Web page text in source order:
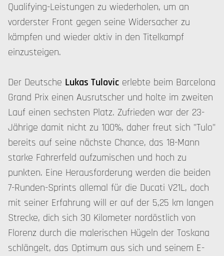
Qualifying-Leistungen zu wiederholen, um an
vorderster Front gegen seine Widersacher zu
kämpfen und wieder aktiv in den Titelkampf
einzusteigen.
Der Deutsche Lukas Tulovic erlebte beim Barcelona
Grand Prix einen Ausrutscher und holte im zweiten
Lauf einen sechsten Platz. Zufrieden war der 23-
Jährige damit nicht zu 100%, daher freut sich "Tulo"
bereits auf seine nächste Chance, das 18-Mann
starke Fahrerfeld aufzumischen und hoch zu
punkten. Eine Herausforderung werden die beiden
7-Runden-Sprints allemal für die Ducati V21L, doch
mit seiner Erfahrung will er auf der 5,25 km langen
Strecke, dich sich 30 Kilometer nordöstlich von
Florenz durch die malerischen Hügeln der Toskana
schlängelt, das Optimum aus sich und seinem E-